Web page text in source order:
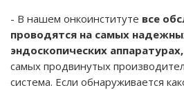
- В нашем онкоинституте все
проводятся на самых
эндоскопических аппаратурах,
самых продвинутых
система. Если обнаруживается